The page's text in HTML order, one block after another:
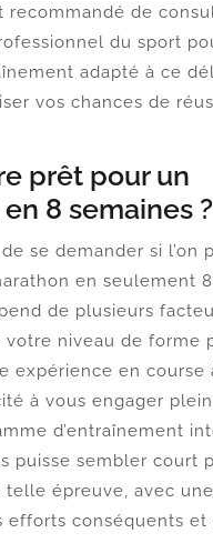
recommandé de
du sport
adapté à ce
vos chances de
prêt pour un
8 semaines ?
se demander si l’on
en seulement
de plusieurs
votre niveau de forme
expérience en course
à vous engager
d’entraînement
puisse sembler court
telle épreuve, avec
efforts conséquents et